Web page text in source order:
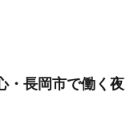
・長岡市で働く夜